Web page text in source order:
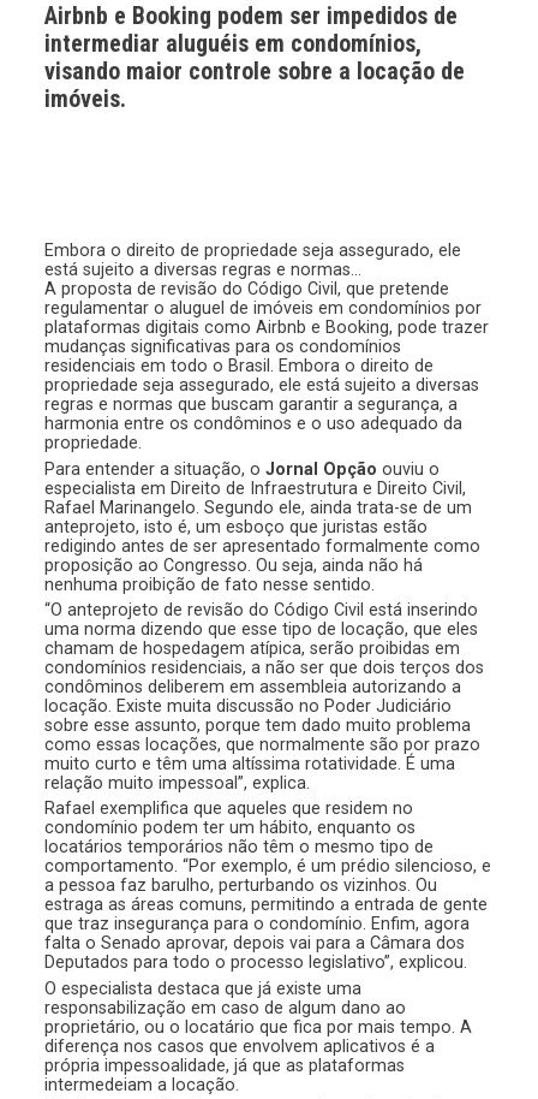
Airbnb e Booking podem ser impedidos de
intermediar aluguéis em condomínios,
visando maior controle sobre a locação de
imóveis.
Embora o direito de propriedade seja assegurado, ele
está sujeito a diversas regras e normas…
A proposta de revisão do Código Civil, que pretende
regulamentar o aluguel de imóveis em condomínios por
plataformas digitais como Airbnb e Booking, pode trazer
mudanças significativas para os condomínios
residenciais em todo o Brasil. Embora o direito de
propriedade seja assegurado, ele está sujeito a diversas
regras e normas que buscam garantir a segurança, a
harmonia entre os condôminos e o uso adequado da
propriedade.
Para entender a situação, oJornal Opção ouviu o
especialista em Direito de Infraestrutura e Direito Civil,
Rafael Marinangelo. Segundo ele, ainda trata-se de um
anteprojeto, isto é, um esboço que juristas estão
redigindo antes de ser apresentado formalmente como
proposição ao Congresso. Ou seja, ainda não há
nenhuma proibição de fato nesse sentido.
“O anteprojeto de revisão do Código Civil está inserindo
uma norma dizendo que esse tipo de locação, que eles
chamam de hospedagem atípica, serão proibidas em
condomínios residenciais, a não ser que dois terços dos
condôminos deliberem em assembleia autorizando a
locação. Existe muita discussão no Poder Judiciário
sobre esse assunto, porque tem dado muito problema
como essas locações, que normalmente são por prazo
muito curto e têm uma altíssima rotatividade. É uma
relação muito impessoal”, explica.
Rafael exemplifica que aqueles que residem no
condomínio podem ter um hábito, enquanto os
locatários temporários não têm o mesmo tipo de
comportamento. “Por exemplo, é um prédio silencioso, e
a pessoa faz barulho, perturbando os vizinhos. Ou
estraga as áreas comuns, permitindo a entrada de gente
que traz insegurança para o condomínio. Enfim, agora
falta o Senado aprovar, depois vai para a Câmara dos
Deputados para todo o processo legislativo”, explicou.
O especialista destaca que já existe uma
responsabilização em caso de algum dano ao
proprietário, ou o locatário que fica por mais tempo. A
diferença nos casos que envolvem aplicativos é a
própria impessoalidade, já que as plataformas
intermedeiam a locação.